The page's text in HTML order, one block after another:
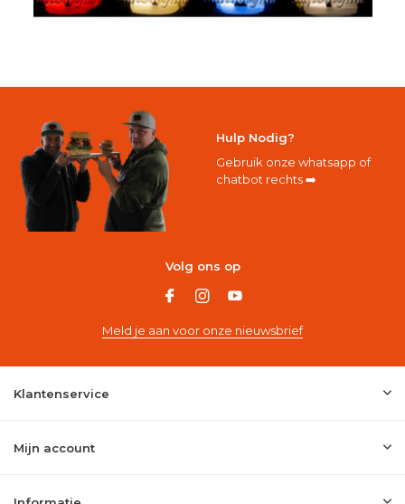
Hulp Nodig?
Gebruik onze whatsapp of
chatbot rechts ➡️
Volg ons op
Meld je aan voor onze nieuwsbrief
Klantenservice
Mijn account